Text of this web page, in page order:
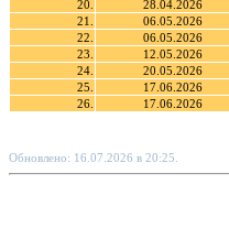
20.
28.04.2026
21.
06.05.2026
22.
06.05.2026
23.
12.05.2026
24.
20.05.2026
25.
17.06.2026
26.
17.06.2026
Обновлено: 16.07.2026 в 20:25.